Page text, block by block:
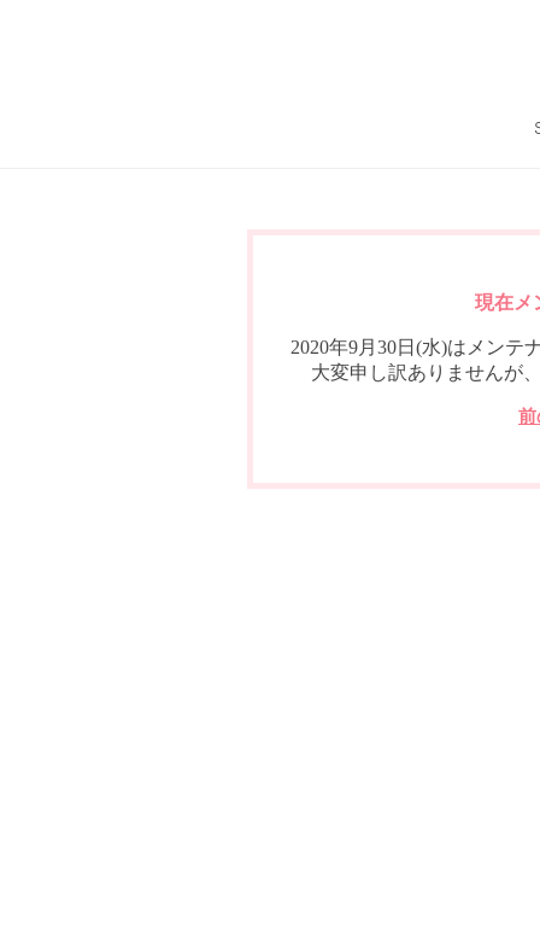
現在メ
2020年9月30日(水)はメンテ
大変申し訳ありませんが
前